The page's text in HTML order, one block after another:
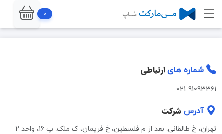
0
شماره های ارتباطی
021-91093361
آدرس شرکت
تهران، خ طالقانی، بعد از م فلسطین، خ فریمان، ک ملک، پ 16، واحد 2